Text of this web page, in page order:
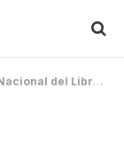
Libro Infantil y Juvenil